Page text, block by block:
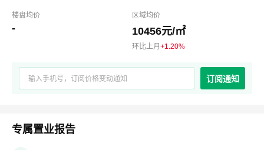
楼盘均价
-
区域均价
10456元/㎡
环比上月 +1.20%
订阅通知
专属置业报告